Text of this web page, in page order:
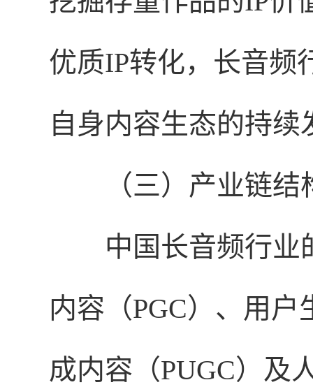
优质IP转化，长音频
自身内容生态的持续
（三）产业链
中国长音频行业
内容（PGC）、用
成内容（PUGC）及